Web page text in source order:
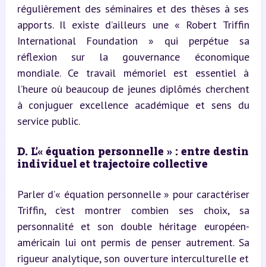
régulièrement des séminaires et des thèses à ses
apports. Il existe d’ailleurs une « Robert Triffin
International Foundation » qui perpétue sa
réflexion sur la gouvernance économique
mondiale. Ce travail mémoriel est essentiel à
l’heure où beaucoup de jeunes diplômés cherchent
à conjuguer excellence académique et sens du
service public.
D. L’« équation personnelle » : entre destin
individuel et trajectoire collective
Parler d’« équation personnelle » pour caractériser
Triffin, c’est montrer combien ses choix, sa
personnalité et son double héritage européen-
américain lui ont permis de penser autrement. Sa
rigueur analytique, son ouverture interculturelle et